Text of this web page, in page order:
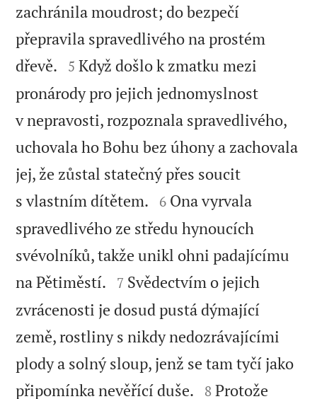
zachránila moudrost; do bezpečí
přepravila spravedlivého na prostém
dřevě. 

5 Když došlo k zmatku mezi
pronárody pro jejich jednomyslnost
v nepravosti, rozpoznala spravedlivého,
uchovala ho Bohu bez úhony a zachovala
jej, že zůstal statečný přes soucit
s vlastním dítětem. 

6 Ona vyrvala
spravedlivého ze středu hynoucích
svévolníků, takže unikl ohni padajícímu
na Pětiměstí. 

7 Svědectvím o jejich
zvrácenosti je dosud pustá dýmající
země, rostliny s nikdy nedozrávajícími
plody a solný sloup, jenž se tam tyčí jako
připomínka nevěřící duše. 

8 Protože